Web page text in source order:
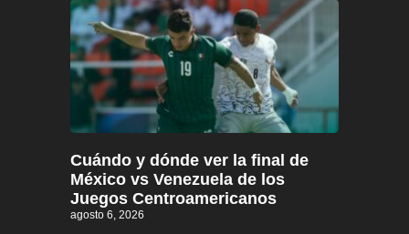
Cuándo y dónde ver la final de
México vs Venezuela de los
Juegos Centroamericanos
agosto 6, 2026